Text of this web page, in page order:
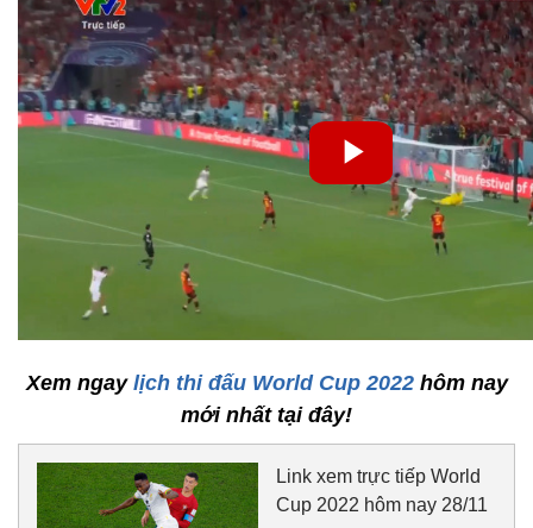
Xem ngay lịch thi đấu World Cup 2022hôm nay
mới nhất tại đây!
Link xem trực tiếp World
Cup 2022 hôm nay 28/11